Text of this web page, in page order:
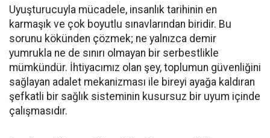
​Uyuşturucuyla mücadele, insanlık tarihinin en
karmaşık ve çok boyutlu sınavlarından biridir. Bu
sorunu kökünden çözmek; ne yalnızca demir
yumrukla ne de sınırı olmayan bir serbestlikle
mümkündür. İhtiyacımız olan şey, toplumun güvenliğini
sağlayan adalet mekanizması ile bireyi ayağa kaldıran
şefkatli bir sağlık sisteminin kusursuz bir uyum içinde
çalışmasıdır.